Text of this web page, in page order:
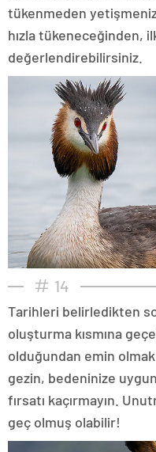
tükenmeden
hızla tükeneceğinden,
değerlendirebilirsiniz.
14
Tarihleri belirledikten
oluşturma kısmına
olduğundan emin
gezin, bedeninize
fırsatı kaçırmayın.
geç olmuş olabilir!